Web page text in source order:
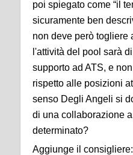
poi spiegato come “il
sicuramente ben
non deve però togliere
l'attività del pool sarà
supporto ad ATS, e
rispetto alle posizioni
senso Degli Angeli si
di una collaborazione
determinato?
Aggiunge il